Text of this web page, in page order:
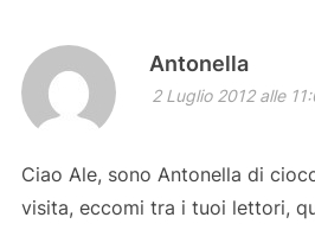
Antonella
2 Luglio 2012 alle
Ciao Ale, sono Antonella di
visita, eccomi tra i tuoi lettori,